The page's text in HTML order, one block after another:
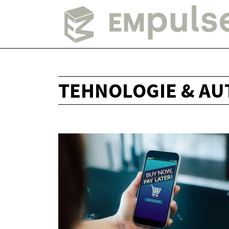
TEHNOLOGIE &